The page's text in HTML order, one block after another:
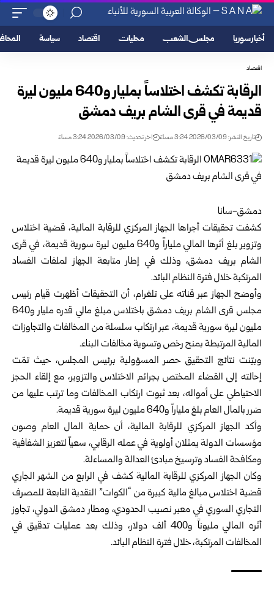
أخبار سوريا مجلس الشعب محليات اقتصاد سياسة
اقتصاد
الرقابة تكشف اختلاساً بمليار و640 مليون ليرة
قديمة في قرى الشام بريف دمشق
تاريخ النشر: 2026/03/09 3:24 مساءً اخر تحديث: 2026/03/09 3:24 مساءً
دمشق-سانا
كشفت تحقيقات أجراها الجهازالمركزي للرقابة المالية، قضية اختلاس
وتزوير بلغ أثرها المالي ملياراً و640 مليون ليرة سورية قديمة، في قرى
الشام بريف دمشق، وذلك في إطار متابعة الجهاز لملفات الفساد
المرتكبة خلال فترة النظام البائد.
وأوضح الجهاز عبر قناته على تلغرام، أن التحقيقات أظهرت قيام رئيس
مجلس قرى الشام بريف دمشق باختلاس مبلغ مالي قدره مليار و640
مليون ليرة سورية قديمة، عبر ارتكاب سلسلة من المخالفات والتجاوزات
المالية المرتبطة بمنح رخص وتسوية مخالفات البناء.
وبيّنت نتائج التحقيق حصر المسؤولية برئيس المجلس، حيث تمّت
إحالته إلى القضاء المختص بجرائم الاختلاس والتزوير، مع إلقاء الحجز
الاحتياطي على أمواله، بعد ثبوت ارتكاب المخالفات وما ترتب عليها من
ضرر بالمال العام بلغ ملياراً و640 مليون ليرة سورية قديمة.
وأكد الجهاز المركزي للرقابة المالية، أن حماية المال العام وصون
مؤسسات الدولة يمثلان أولوية في عمله الرقابي، سعياً لتعزيز الشفافية
ومكافحة الفساد وترسيخ مبادئ العدالة والمساءلة.
وكان الجهاز المركزي للرقابة المالية كشف في الرابع من الشهر الجاري
قضية اختلاس مبالغ مالية كبيرة من “الكوات” النقدية التابعة للمصرف
التجاري السوري في معبر نصيب الحدودي، ومطار دمشق الدولي، تجاوز
أثره المالي مليوناً و400 ألف دولار، وذلك بعد عمليات تدقيق في
المخالفات المرتكبة، خلال فترة النظام البائد.